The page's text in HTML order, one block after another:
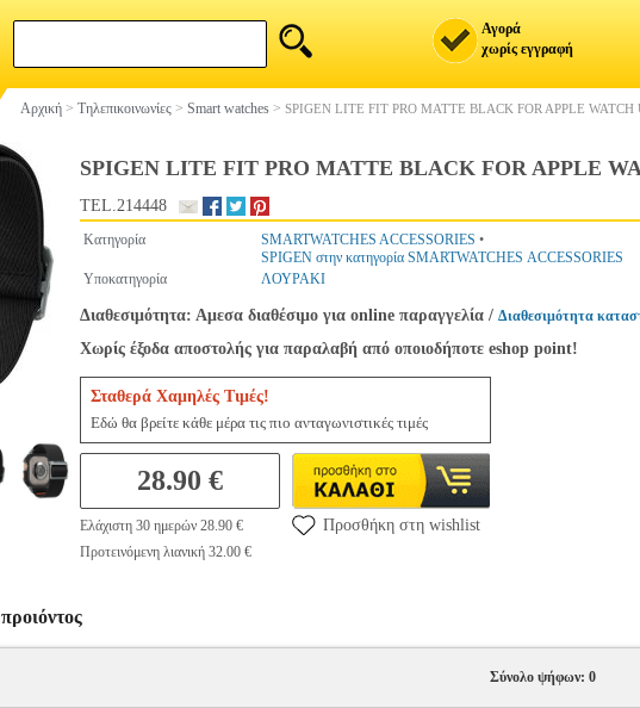
Αγορά
χωρίς εγγραφή
Αρχική > Τηλεπικοινωνίες > Smart watches > SPIGEN LITE FIT PRO MATTE BLACK FOR APPLE WATCH
SPIGEN LITE FIT PRO MATTE BLACK FOR APPLE
TEL.214448
Κατηγορία SMARTWATCHES ACCESSORIES •
SPIGEN στην κατηγορία SMARTWATCHES ACCESSORIES
Υποκατηγορία
ΛΟΥΡΑΚΙ
Διαθεσιμότητα: Αμεσα διαθέσιμο για online παραγγελία / Διαθεσιμότητα
Χωρίς έξοδα αποστολής για παραλαβή από οποιοδήποτε eshop point!
Σταθερά Χαμηλές Τιμές!
Εδώ θα βρείτε κάθε μέρα τις πιο ανταγωνιστικές τιμές
28.90 €
Ελάχιστη 30 ημερών 28.90 €
Προτεινόμενη λιανική 32.00 €
Προσθήκη στη wishlist
Σύνολο ψήφων: 0